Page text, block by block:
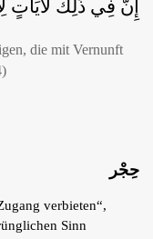
إِنَّ فِي ذَلِكَ لَآيَاتٍ
die mit Vernunft
حِجْر
verbieten“,
Sinn